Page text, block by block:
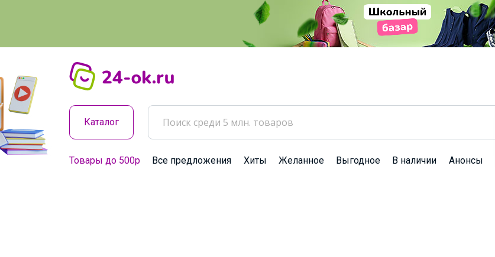
Каталог
Товары до 500р Все предложения Хиты Желанное Выгодное В наличии Анонсы